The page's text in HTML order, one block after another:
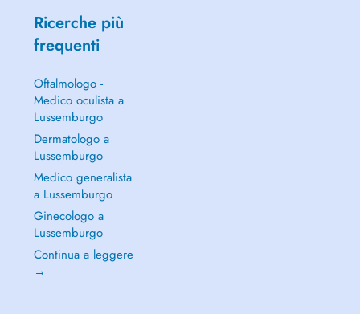
Ricerche più
frequenti
Oftalmologo -
Medico oculista a
Lussemburgo
Dermatologo a
Lussemburgo
Medico generalista
a Lussemburgo
Ginecologo a
Lussemburgo
Continua a leggere
→